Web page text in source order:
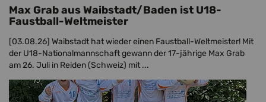
Max Grab aus Waibstadt/Baden ist U18-
Faustball-Weltmeister
[03.08.26] Waibstadt hat wieder einen Faustball-Weltmeister! Mit
der U18-Nationalmannschaft gewann der 17-jährige Max Grab
am 26. Juli in Reiden (Schweiz) mit ...